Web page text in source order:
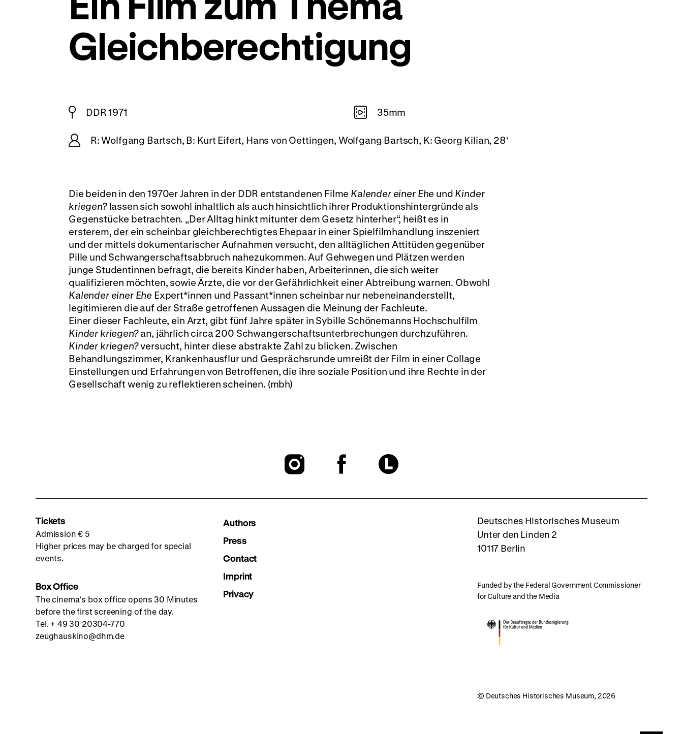
Gleichberechtigung
DDR 1971 35mm
R: Wolfgang Bartsch, B: Kurt Eifert, Hans von Oettingen, Wolfgang Bartsch, K: Georg Kilian, 28‘
Die beiden in den 1970er Jahren in der DDR entstandenen Filme Kalender einer Ehe und Kinder
kriegen?lassen sich sowohl inhaltlich als auch hinsichtlich ihrer Produktionshintergründe als
Gegenstücke betrachten. „Der Alltag hinkt mitunter dem Gesetz hinterher“, heißt es in
ersterem, der ein scheinbar gleichberechtigtes Ehepaar in einer Spielfilmhandlung inszeniert
und der mittels dokumentarischer Aufnahmen versucht, den alltäglichen Attitüden gegenüber
Pille und Schwangerschaftsabbruch nahezukommen. Auf Gehwegen und Plätzen werden
junge Studentinnen befragt, die bereits Kinder haben, Arbeiterinnen, die sich weiter
qualifizieren möchten, sowie Ärzte, die vor der Gefährlichkeit einer Abtreibung warnen. Obwohl
Kalender einer Ehe Expert*innen und Passant*innen scheinbar nur nebeneinanderstellt,
legitimieren die auf der Straße getroffenen Aussagen die Meinung der Fachleute.
Einer dieser Fachleute, ein Arzt, gibt fünf Jahre später in Sybille Schönemanns Hochschulfilm
Kinder kriegen?an, jährlich circa 200 Schwangerschaftsunterbrechungen durchzuführen.
Kinder kriegen?versucht, hinter diese abstrakte Zahl zu blicken. Zwischen
Behandlungszimmer, Krankenhausflur und Gesprächsrunde umreißt der Film in einer Collage
Einstellungen und Erfahrungen von Betroffenen, die ihre soziale Position und ihre Rechte in der
Gesellschaft wenig zu reflektieren scheinen. (mbh)
To
To
To
Letterboxd
Tickets
Admission € 5
Higher prices may be charged for special
events.
Box Office
The cinema’s box office opens 30 Minutes
before the first screening of the day.
Tel. + 49 30 20304-770
zeughauskino@dhm.de
Authors
Press
Contact
Imprint
Privacy
Deutsches Historisches Museum
Unter den Linden 2
10117 Berlin
Funded by the Federal Government Commissioner
for Culture and the Media
© Deutsches Historisches Museum, 2026